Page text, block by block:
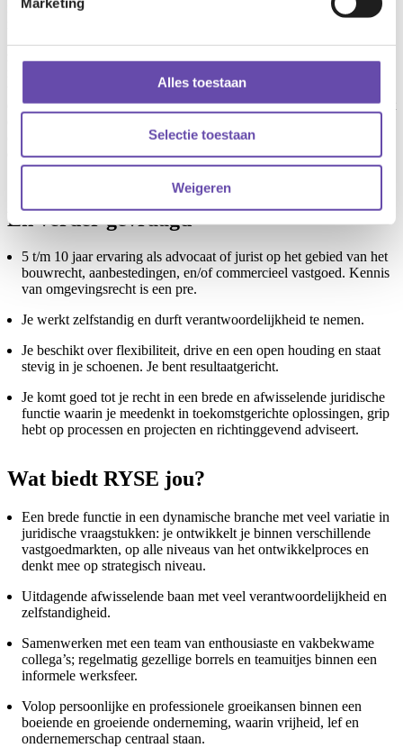
Alles toestaan
Selectie toestaan
Weigeren
niet over kennis op al deze rechtsgebieden beschikt. Dat is ook niet
verschillende opgaven. Je toont ondernemerschap, bent leergierig,
een flexibele collega en altijd op weg naar het beste resultaat. Je hebt
communicatievaardigheden, kunt goed samenwerken in een groep
en denkt en handelt in het belang van de klant.
En verder gevraagd
5 t/m 10 jaar ervaring als advocaat of jurist op het gebied van het
bouwrecht, aanbestedingen, en/of commercieel vastgoed. Kennis
van omgevingsrecht is een pre.
Je werkt zelfstandig en durft verantwoordelijkheid te nemen.
Je beschikt over flexibiliteit, drive en een open houding en staat
stevig in je schoenen. Je bent resultaatgericht.
Je komt goed tot je recht in een brede en afwisselende juridische
functie waarin je meedenkt in toekomstgerichte oplossingen, grip
hebt op processen en projecten en richtinggevend adviseert.
Wat biedt RYSE jou?
Een brede functie in een dynamische branche met veel variatie in
juridische vraagstukken: je ontwikkelt je binnen verschillende
vastgoedmarkten, op alle niveaus van het ontwikkelproces en
denkt mee op strategisch niveau.
Uitdagende afwisselende baan met veel verantwoordelijkheid en
zelfstandigheid.
Samenwerken met een team van enthousiaste en vakbekwame
collega’s; regelmatig gezellige borrels en teamuitjes binnen een
informele werksfeer.
Volop persoonlijke en professionele groeikansen binnen een
boeiende en groeiende onderneming, waarin vrijheid, lef en
ondernemerschap centraal staan.